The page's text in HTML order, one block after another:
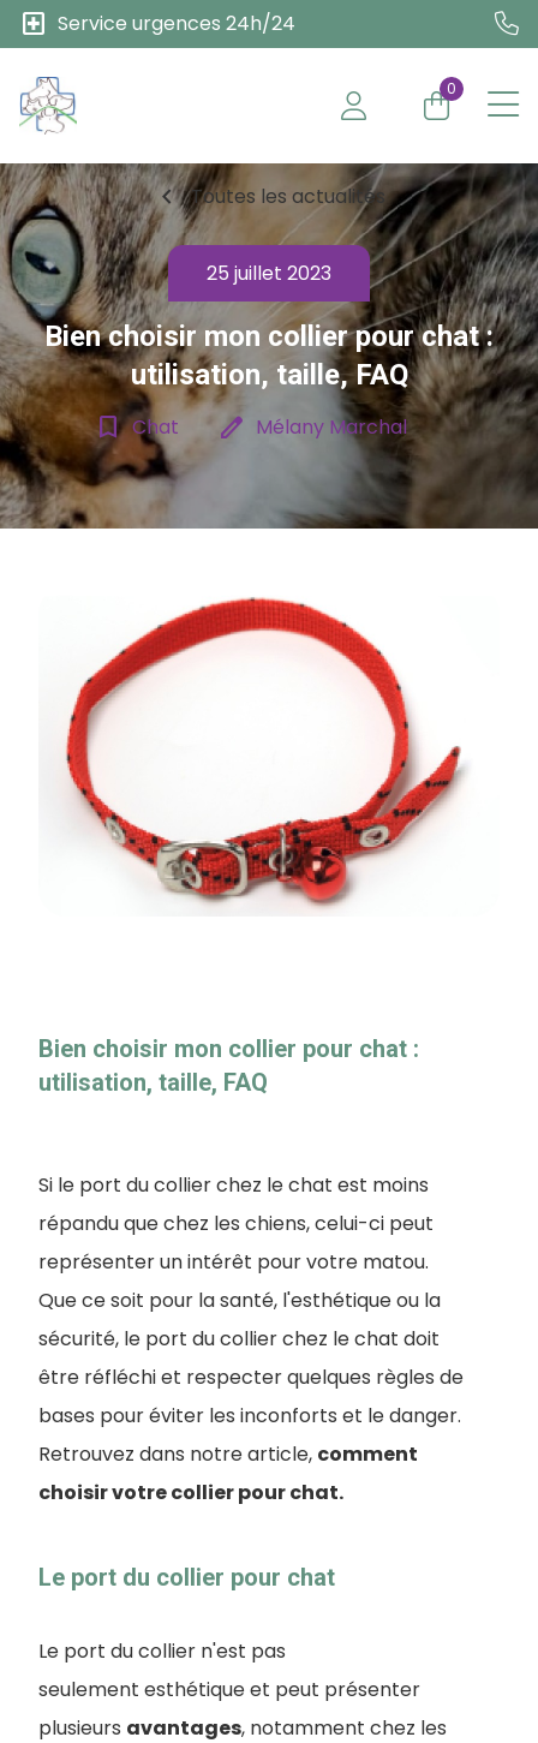
local_hospital Service urgences 24h/24
0
chevron_left Toutes les actualités
25 juillet 2023
Bien choisir mon collier pour chat :
utilisation, taille, FAQ
bookmark_border Chat edit Mélany Marchal
Bien choisir mon collier pour chat :
utilisation, taille, FAQ
Si le port du collier chez le chat est moins
répandu que chez les chiens, celui-ci peut
représenter un intérêt pour votre matou.
Que ce soit pour la santé, l'esthétique ou la
sécurité, le port du collier chez le chat doit
être réfléchi et respecter quelques règles de
bases pour éviter les inconforts et le danger.
Retrouvez dans notre article, comment
choisir votre collier pour chat.
Le port du collier pour chat
Le port du collier n'est pas
seulement esthétique et peut présenter
plusieurs avantages, notamment chez les